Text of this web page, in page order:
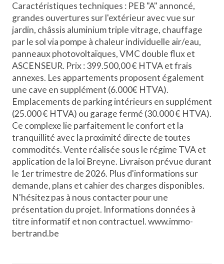
Caractéristiques techniques : PEB "A" annoncé,
grandes ouvertures sur l'extérieur avec vue sur
jardin, châssis aluminium triple vitrage, chauffage
par le sol via pompe à chaleur individuelle air/eau,
panneaux photovoltaïques, VMC double flux et
ASCENSEUR. Prix : 399.500,00 € HTVA et frais
annexes. Les appartements proposent également
une cave en supplément (6.000€ HTVA).
Emplacements de parking intérieurs en supplément
(25.000 € HTVA) ou garage fermé (30.000 € HTVA).
Ce complexe lie parfaitement le confort et la
tranquillité avec la proximité directe de toutes
commodités. Vente réalisée sous le régime TVA et
application de la loi Breyne. Livraison prévue durant
le 1er trimestre de 2026. Plus d'informations sur
demande, plans et cahier des charges disponibles.
N'hésitez pas à nous contacter pour une
présentation du projet. Informations données à
titre informatif et non contractuel. www.immo-
bertrand.be